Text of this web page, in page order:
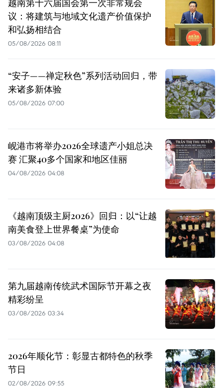
越南第十六届国会第一次非常规会
议：将建筑与地域文化遗产价值保护
和弘扬相结合
05/08/2026 08:11
“安子——禅定秋色”系列活动回归，带
来诸多新体验
05/08/2026 07:00
岘港市将举办2026全球遗产小姐总决
赛 汇聚40多个国家和地区佳丽
04/08/2026 04:08
《越南顶级主厨2026》回归：以“让越
南美食登上世界餐桌”为使命
03/08/2026 04:08
第九届越南传统武术国际节开幕之夜
精彩纷呈
03/08/2026 03:34
2026年顺化节：彰显古都特色的秋季
节日
02/08/2026 09:55